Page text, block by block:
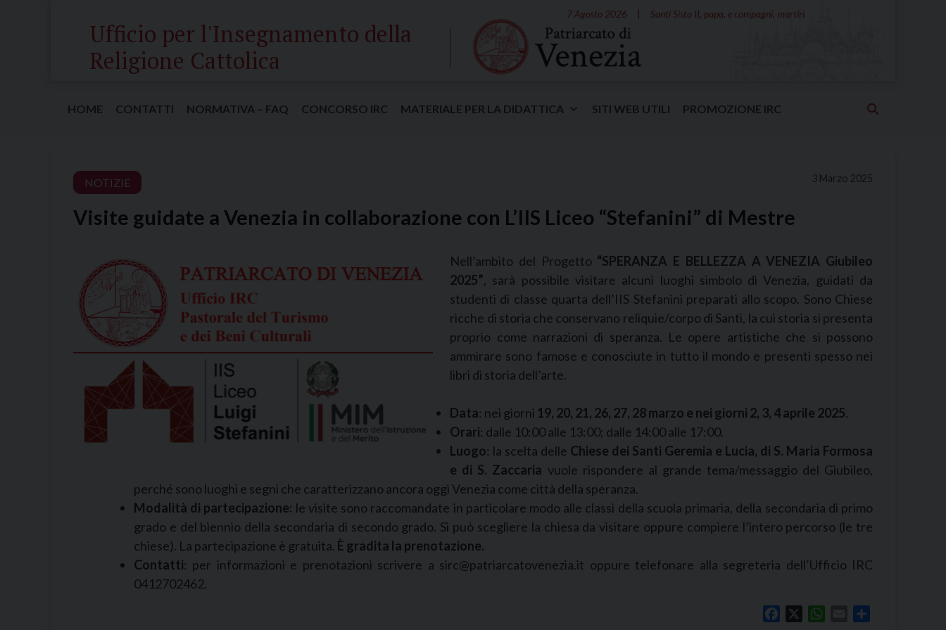
7 Agosto 2026 Santi Sisto II, papa, e compagni, martiri
Ufficio per l'Insegnamento della
Religione Cattolica
HOME CONTATTI NORMATIVA – FAQ CONCORSO IRC MATERIALE PER LA DIDATTICA SITI WEB UTILI PROMOZIONE IRC
3 Marzo 2025
NOTIZIE
Visite guidate a Venezia in collaborazione con L’IIS Liceo “Stefanini” di Mestre
Nell’ambito del Progetto “SPERANZA E BELLEZZA A VENEZIA Giubileo
2025”, sarà possibile visitare alcuni luoghi simbolo di Venezia, guidati da
studenti di classe quarta dell’IIS Stefanini preparati allo scopo. Sono Chiese
ricche di storia che conservano reliquie/corpo di Santi, la cui storia si presenta
proprio come narrazioni di speranza. Le opere artistiche che si possono
ammirare sono famose e conosciute in tutto il mondo e presenti spesso nei
libri di storia dell’arte.
Data: nei giorni 19, 20, 21, 26, 27, 28 marzo e nei giorni 2, 3, 4 aprile 2025.
Orari: dalle 10:00 alle 13:00; dalle 14:00 alle 17:00.
Luogo: la scelta delle Chiese dei Santi Geremia e Lucia, di S. Maria Formosa
e di S. Zaccaria vuole rispondere al grande tema/messaggio del Giubileo,
perché sono luoghi e segni che caratterizzano ancora oggi Venezia come città della speranza.
Modalità di partecipazione: le visite sono raccomandate in particolare modo alle classi della scuola primaria, della secondaria di primo
grado e del biennio della secondaria di secondo grado. Si può scegliere la chiesa da visitare oppure compiere l’intero percorso (le tre
chiese). La partecipazione è gratuita. È gradita la prenotazione.
Contatti: per informazioni e prenotazioni scrivere a sirc@patriarcatovenezia.it oppure telefonare alla segreteria dell’Ufficio IRC
0412702462.
Facebook WhatsApp
Email